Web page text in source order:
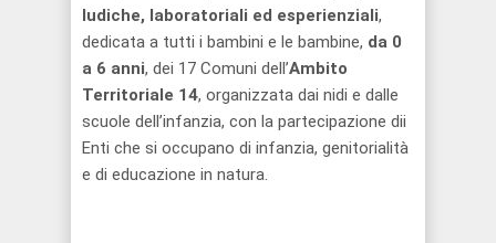
ludiche, laboratoriali ed esperienziali,
dedicata a tutti i bambini e le bambine, da 0
a 6 anni, dei 17 Comuni dell’Ambito
Territoriale 14, organizzata dai nidi e dalle
scuole dell’infanzia, con la partecipazione dii
Enti che si occupano di infanzia, genitorialità
e di educazione in natura.